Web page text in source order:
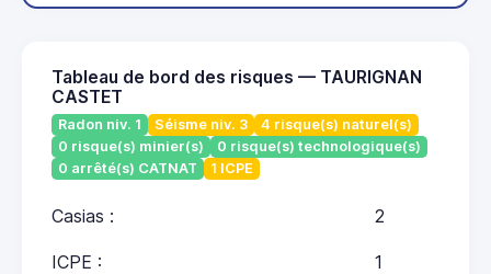
Tableau de bord des risques — TAURIGNAN
CASTET
Radon niv. 1 Séisme niv. 3
4 risque(s) naturel(s)
0 risque(s) minier(s)
0 risque(s) technologique(s)
0 arrêté(s) CATNAT
1 ICPE
Casias : 2
ICPE : 1